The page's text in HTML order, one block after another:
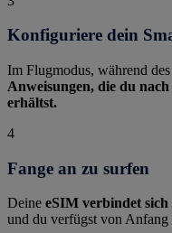
Konfiguriere dein
Im Flugmodus, während
Anweisungen, die du
erhältst.
4
Fange an zu surfen
Deine eSIM verbindet
und du verfügst von Anfang